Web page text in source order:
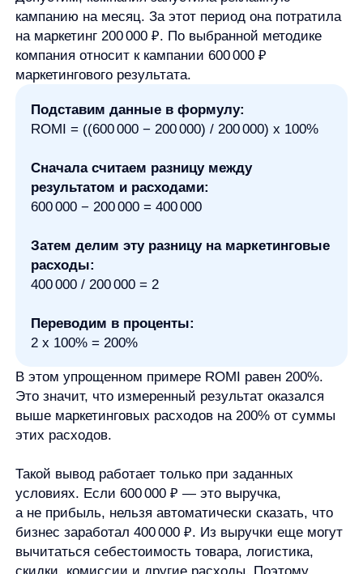
в отчете важно писать не только сам ROMI,
но и базу расчета: по выручке, прибыли или
маржинальному доходу.
Как интерпретировать ROMI
ROMI удобно читать через три базовых
состояния:
положительный показатель, значение
около нуля и отрицательный показатель.
измеренный маркетинговый результат выше
маркетинговых расходов в рамках выбранной
формулы. Это хороший сигнал,
нужно проверить маржинальность, период
расчета, атрибуцию и то, не пришла ли часть
результата за счет факторов, не связанных
ROMI около нуляозначает, что результат
примерно равен затратам. Такой показатель
может быть нормальным для теста, запуска
но слабым для зрелой кампании, от которой
ждут быстрой окупаемости. Вывод зависит
от цели: одно дело — проверить гипотезу,
другое — стабильно покупать прибыльный
Отрицательный ROMI
измеренный результат ниже расходов. Это
повод разобраться в канале, оффере,
конверсии, стоимости привлечения и качестве
данных. Но отрицательный ROMI тоже
не всегда означает, что активность нужно сразу